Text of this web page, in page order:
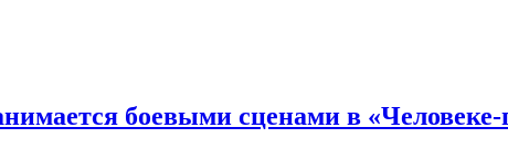
боевыми сценами в «Человеке-